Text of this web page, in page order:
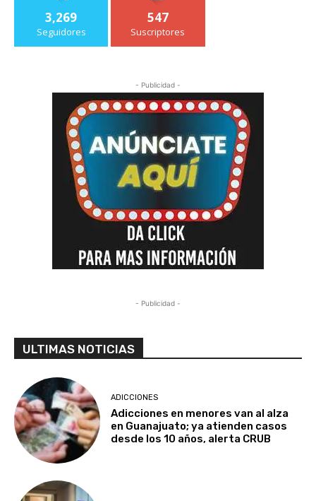
3,269
Seguidores
547
Suscriptores
- Publicidad -
- Publicidad -
ULTIMAS NOTICIAS
ADICCIONES
Adicciones en menores van al alza
en Guanajuato; ya atienden casos
desde los 10 años, alerta CRUB